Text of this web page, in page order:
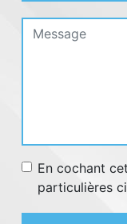
En cochant
particulières